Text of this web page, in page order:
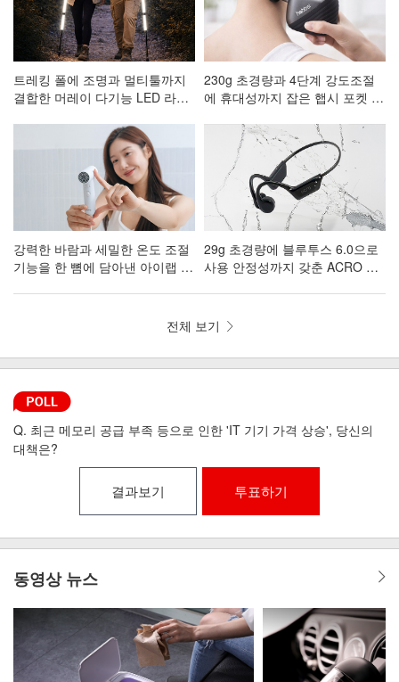
트레킹 폴에 조명과 멀티툴까지
결합한 머레이 다기능 LED 라이
230g 초경량과 4단계 강도조절
에 휴대성까지 잡은 햅시 포켓 마
강력한 바람과 세밀한 온도 조절
기능을 한 뼘에 담아낸 아이랩 한
29g 초경량에 블루투스 6.0으로
사용 안정성까지 갖춘 ACRO 프
전체 보기
Q. 최근 메모리 공급 부족 등으로 인한 'IT 기기 가격 상승', 당신의
대책은?
결과보기 투표하기
동영상 뉴스